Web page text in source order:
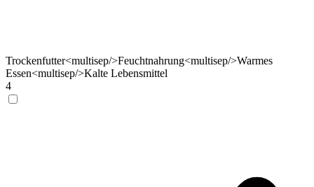
Trockenfutter<multisep/>Feuchtnahrung<multisep/>Warmes
Essen<multisep/>Kalte Lebensmittel
4